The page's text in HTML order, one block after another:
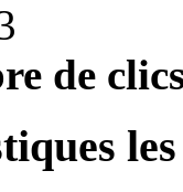
de